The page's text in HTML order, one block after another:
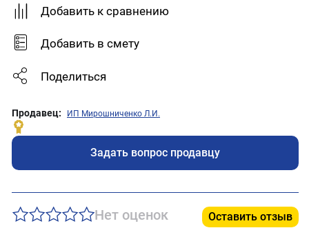
Добавить к сравнению
Добавить в смету
Поделиться
Продавец: ИП Мирошниченко Л.И.
Задать вопрос продавцу
Нет оценок Оставить отзыв